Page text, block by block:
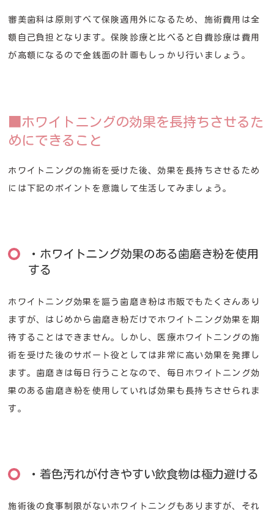
審美歯科は原則すべて保険適用外になるため、施術費用は全
額自己負担となります。保険診療と比べると自費診療は費用
が高額になるので金銭面の計画もしっかり行いましょう。
■ホワイトニングの効果を長持ちさせるた
めにできること
ホワイトニングの施術を受けた後、効果を長持ちさせるため
には下記のポイントを意識して生活してみましょう。
・ホワイトニング効果のある歯磨き粉を使用
する
ホワイトニング効果を謳う歯磨き粉は市販でもたくさんあり
ますが、はじめから歯磨き粉だけでホワイトニング効果を期
待することはできません。しかし、医療ホワイトニングの施
術を受けた後のサポート役としては非常に高い効果を発揮し
ます。歯磨きは毎日行うことなので、毎日ホワイトニング効
果のある歯磨き粉を使用していれば効果も長持ちさせられま
す。
・着色汚れが付きやすい飲食物は極力避ける
施術後の食事制限がないホワイトニングもありますが、それ